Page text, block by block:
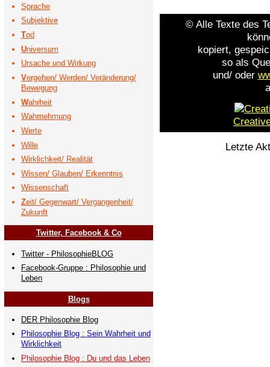
Sprache
Subjektive
Tod
Universum
Ursache und Wirkung
Vergehen/ Werden/ Veränderung/
Bewegung
Wahrheit
Wahrnehmung
Werte
Wille
Wirklichkeit/ Realität
Wissen/ Glauben/ Erkenntnis
Wissenschaft
Zeit/ Gegenwart/ Vergangenheit/
Zukunft
Twitter, Facebook & Co
Twitter - PhilosophieBLOG
Facebook-Gruppe : Philosophie und
Leben
Blogs
DER Philosophie Blog
Philosophie Blog : Sein Wahrheit und
Wirklichkeit
Philosophie Blog : Du und das Leben
© Alle Texte des
kopiert,
so als
und/ oder
Letzte